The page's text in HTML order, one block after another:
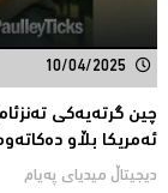
10/04/2025
چین گرتەیەكی
ئەمریكا بڵاو
دیجیتاڵ میدیای په‌یام